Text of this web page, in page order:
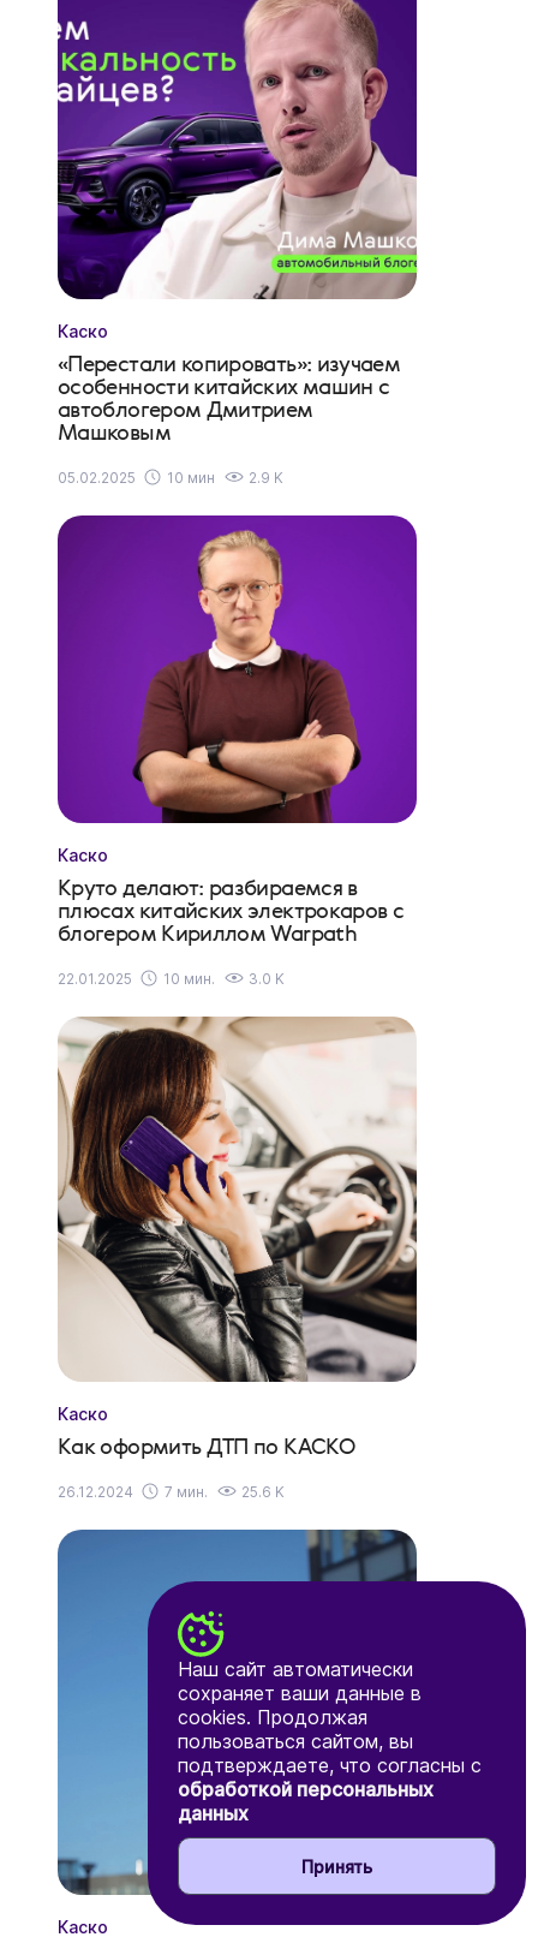
Каско
«Перестали копировать»: изучаем
особенности китайских машин с
автоблогером Дмитрием
Машковым
05.02.2025 10 мин 2.9 K
Каско
Круто делают: разбираемся в
плюсах китайских электрокаров с
блогером Кириллом Warpath
22.01.2025 10 мин. 3.0 K
Каско
Как оформить ДТП по КАСКО
26.12.2024 7 мин. 25.6 K
Каско
Наш сайт автоматически
сохраняет ваши данные в
cookies. Продолжая
пользоваться сайтом, вы
подтверждаете, что согласны с
обработкой персональных
данных
Принять